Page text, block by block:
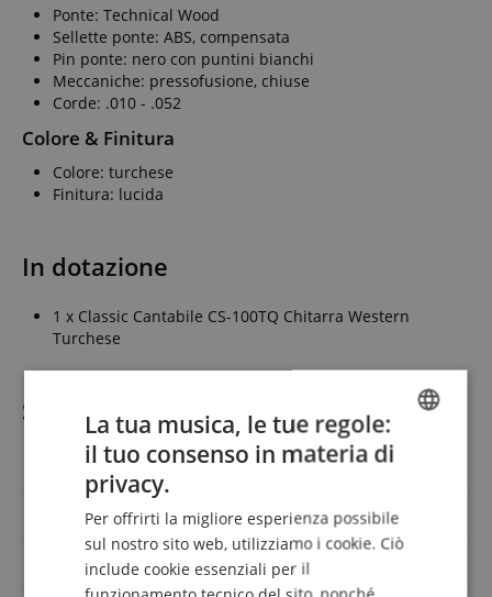
Ponte: Technical Wood
Sellette ponte: ABS, compensata
Pin ponte: nero con puntini bianchi
Meccaniche: pressofusione, chiuse
Corde: .010 - .052
Colore & Finitura
Colore: turchese
Finitura: lucida
In dotazione
1 x Classic Cantabile CS-100TQ Chitarra Western
Turchese
Specificazione
Codice articolo
Cutaway Si
Turchese
ENGLISH
La tua musica, le tue regole:
il tuo consenso in materia di
privacy.
Per offrirti la migliore esperienza possibile
sul nostro sito web, utilizziamo i cookie. Ciò
include cookie essenziali per il